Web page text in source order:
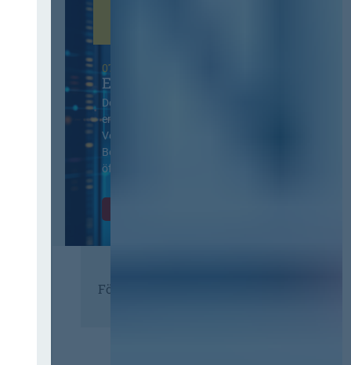
07. Oktober 2026 in Berlin
EVB-IT Thementag
Der Thementag für die
ergänzenden
Vertragsbedingungen von IT-
Beschaffung in der
öffentlichen Verwaltung
Förderer